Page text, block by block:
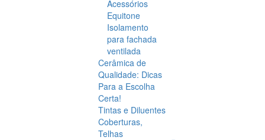
Acessórios
Equitone
Isolamento
para fachada
ventilada
Cerâmica de
Qualidade: Dicas
Para a Escolha
Certa!
Tintas e Diluentes
Coberturas,
Telhas